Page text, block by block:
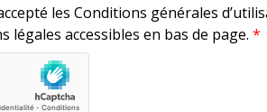
les Conditions générales
légales accessibles en bas de page. *